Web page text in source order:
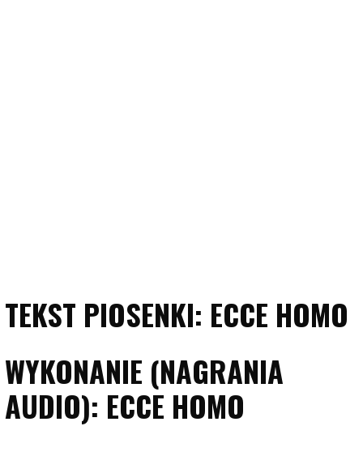
TEKST PIOSENKI: ECCE HOMO
WYKONANIE (NAGRANIA
AUDIO): ECCE HOMO